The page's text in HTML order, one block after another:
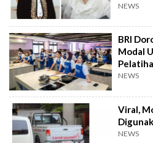
NEWS
BRI
Modal
Taiwan
NEWS
Viral,
NEWS